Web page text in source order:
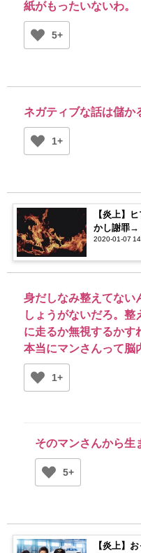
紙がもったいないわ。
5+
ネガティブな話は儲か
1+
【炎上】
かし謝罪→
い！」「謝
2020-01-07
身だしなみ整えてない
しょうがないだろ。整
に走るか無視するかす
本当にマンさんって脳
1+
そのマンさんから生
5+
【炎上】